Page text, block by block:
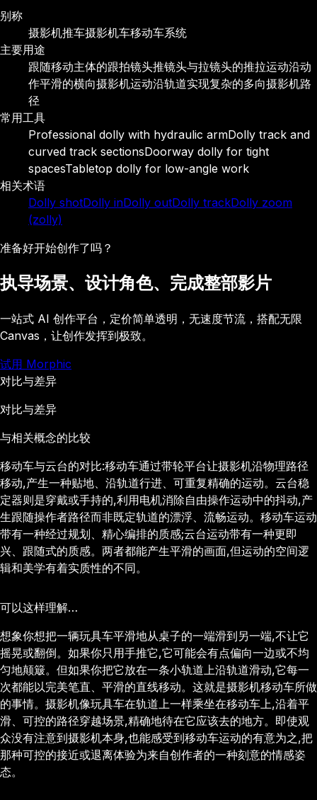
别称
摄影机推车摄影机车移动车系统
主要用途
跟随移动主体的跟拍镜头推镜头与拉镜头的推拉运动沿动
作平滑的横向摄影机运动沿轨道实现复杂的多向摄影机路
径
常用工具
Professional dolly with hydraulic armDolly track and
curved track sectionsDoorway dolly for tight
spacesTabletop dolly for low-angle work
相关术语
Dolly shotDolly inDolly outDolly trackDolly zoom
(zolly)
准备好开始创作了吗？
执导场景、设计角色、完成整部影片
一站式 AI 创作平台，定价简单透明，无速度节流，搭配无限
Canvas，让创作发挥到极致。
试用 Morphic
对比与差异
对比与差异
与相关概念的比较
移动车与云台的对比:移动车通过带轮平台让摄影机沿物理路径
移动,产生一种贴地、沿轨道行进、可重复精确的运动。云台稳
定器则是穿戴或手持的,利用电机消除自由操作运动中的抖动,产
生跟随操作者路径而非既定轨道的漂浮、流畅运动。移动车运动
带有一种经过规划、精心编排的质感;云台运动带有一种更即
兴、跟随式的质感。两者都能产生平滑的画面,但运动的空间逻
辑和美学有着实质性的不同。
可以这样理解…
想象你想把一辆玩具车平滑地从桌子的一端滑到另一端,不让它
摇晃或翻倒。如果你只用手推它,它可能会有点偏向一边或不均
匀地颠簸。但如果你把它放在一条小轨道上沿轨道滑动,它每一
次都能以完美笔直、平滑的直线移动。这就是摄影机移动车所做
的事情。摄影机像玩具车在轨道上一样乘坐在移动车上,沿着平
滑、可控的路径穿越场景,精确地待在它应该去的地方。即使观
众没有注意到摄影机本身,也能感受到移动车运动的有意为之,把
那种可控的接近或退离体验为来自创作者的一种刻意的情感姿
态。